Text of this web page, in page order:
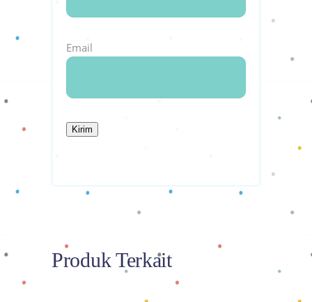
Email
Produk Terkait